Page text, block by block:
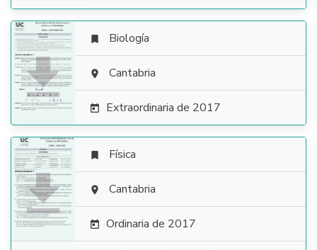

 Biología
 Cantabria
 Extraordinaria de 2017

 Física
 Cantabria
 Ordinaria de 2017